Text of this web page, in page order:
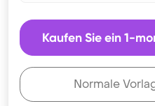
Kaufen Sie ein 1-
Normale